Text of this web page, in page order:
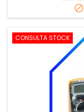

CONSULTA STOCK